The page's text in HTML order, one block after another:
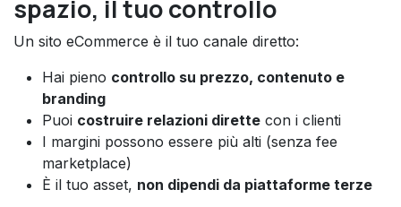
spazio, il tuo controllo
Un sito eCommerce è il tuo canale diretto:
Hai pieno controllo su prezzo, contenuto e
branding
Puoi costruire relazioni dirette con i clienti
I margini possono essere più alti (senza fee
marketplace)
È il tuo asset, non dipendi da piattaforme terze